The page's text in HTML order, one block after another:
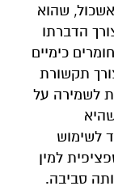
שהוא
הדברתו
כימיים
תקשורת
לשמירה על
לשימוש
למין
סביבה.